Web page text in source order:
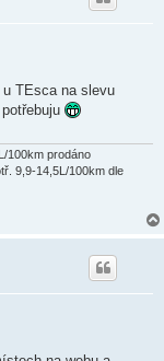
TEsca na slevu
100km prodáno
9,9-14,5L/100km dle